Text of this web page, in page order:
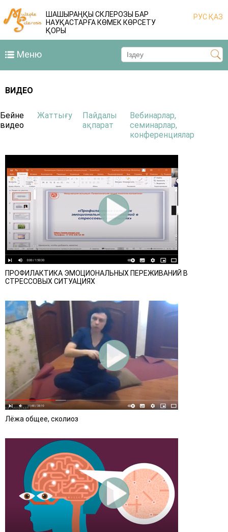
ШАШЫРАҢҚЫ СКЛЕРОЗЫ БАР
НАУҚАСТАРҒА КӨМЕК КӨРСЕТУ
ҚОРЫ
РУСҚАЗ
Меню
ВИДЕО
Бейне
видео
Жаттығу
Пайдалы
ақпарат
Вебинарлар,
семинарлар,
конференциялар
ПРОФИЛАКТИКА ЭМОЦИОНАЛЬНЫХ ПЕРЕЖИВАНИЙ В
СТРЕССОВЫХ СИТУАЦИЯХ
Лёжа общее, сколиоз